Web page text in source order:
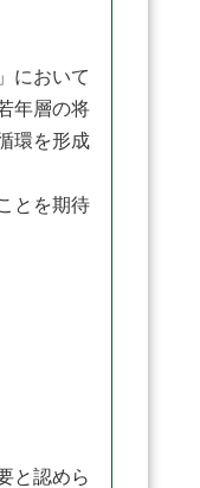
において
年層の将
環を形成
とを期待
と認めら